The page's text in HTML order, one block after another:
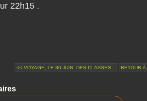
22h15 .
<< VOYAGE, LE 30 JUIN, DES CLASSES... RETOUR